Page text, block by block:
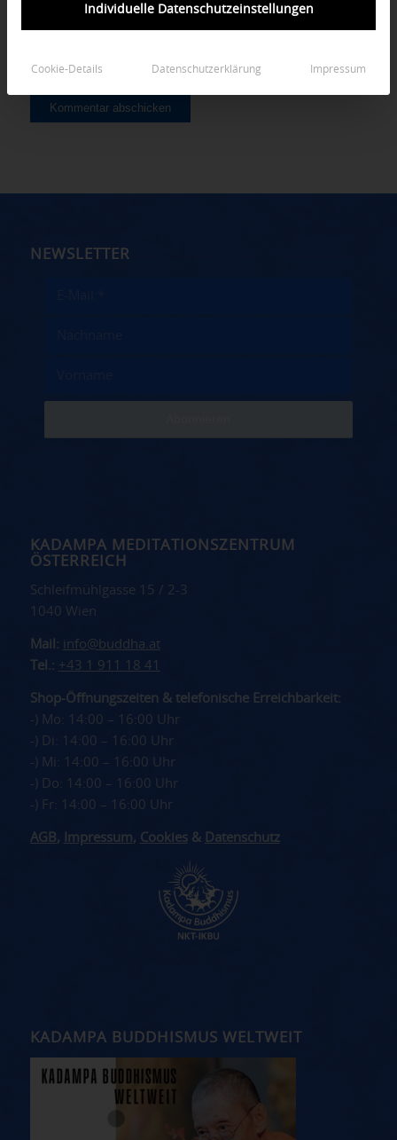
NEWSLETTER
KADAMPA MEDITATIONSZENTRUM
ÖSTERREICH
Schleifmühlgasse 15 / 2-3
1040 Wien
Mail: info@buddha.at
Tel.: +43 1 911 18 41
Shop-Öffnungszeiten & telefonische Erreichbarkeit:
-) Mo: 14:00 – 16:00 Uhr
-) Di: 14:00 – 16:00 Uhr
-) Mi: 14:00 – 16:00 Uhr
-) Do: 14:00 – 16:00 Uhr
-) Fr: 14:00 – 16:00 Uhr
AGB , Impressum, Cookies& Datenschutz
KADAMPA BUDDHISMUS WELTWEIT
Individuelle Datenschutzeinstellungen
Cookie-Details Datenschutzerklärung Impressum